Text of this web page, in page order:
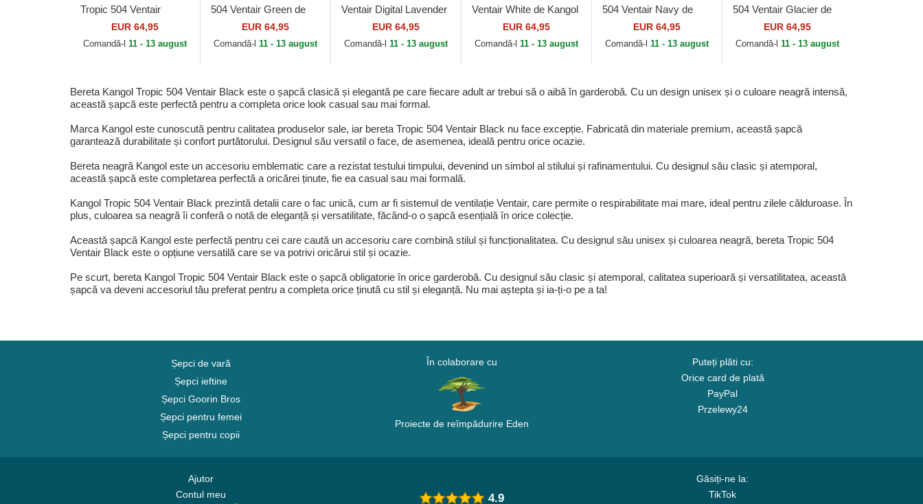
Tropic 504 Ventair
Black/Gold de Kangol
EUR 64,95
Comandă-l 11 - 13 august
504 Ventair Green de
EUR 64,95
Comandă-l 11 - 13 august
Ventair Digital Lavender
de KangolEUR 64,95
Comandă-l 11 - 13 august
Ventair White de Kangol
EUR 64,95
Comandă-l 11 - 13 august
504 Ventair Navy de
EUR 64,95
Comandă-l 11 - 13 august
504 Ventair Glacier de
EUR 64,95
Comandă-l11 - 13 august
Bereta Kangol Tropic 504 Ventair Black este o șapcă clasică și elegantă pe care fiecare adult ar trebui să o aibă în garderobă. Cu un design unisex și o culoare neagră intensă,
această șapcă este perfectă pentru a completa orice look casual sau mai formal.
Marca Kangol este cunoscută pentru calitatea produselor sale, iar bereta Tropic 504 Ventair Black nu face excepție. Fabricată din materiale premium, această șapcă
garantează durabilitate și confort purtătorului. Designul său versatil o face, de asemenea, ideală pentru orice ocazie.
Bereta neagră Kangol este un accesoriu emblematic care a rezistat testului timpului, devenind un simbol al stilului și rafinamentului. Cu designul său clasic și atemporal,
această șapcă este completarea perfectă a oricărei ținute, fie ea casual sau mai formală.
Kangol Tropic 504 Ventair Black prezintă detalii care o fac unică, cum ar fi sistemul de ventilație Ventair, care permite o respirabilitate mai mare, ideal pentru zilele călduroase. În
plus, culoarea sa neagră îi conferă o notă de eleganță și versatilitate, făcând-o o șapcă esențială în orice colecție.
Această șapcă Kangol este perfectă pentru cei care caută un accesoriu care combină stilul și funcționalitatea. Cu designul său unisex și culoarea neagră, bereta Tropic 504
Ventair Black este o opțiune versatilă care se va potrivi oricărui stil și ocazie.
Pe scurt, bereta Kangol Tropic 504 Ventair Black este o șapcă obligatorie în orice garderobă. Cu designul său clasic și atemporal, calitatea superioară și versatilitatea, această
șapcă va deveni accesoriul tău preferat pentru a completa orice ținută cu stil și eleganță. Nu mai aștepta și ia-ți-o pe a ta!
Șepci de vară
Șepci ieftine
Șepci Goorin Bros
Șepci pentru femei
Șepci pentru copii
În colaborare cu
Proiecte de reîmpădurire Eden
Puteți plăti cu:
Orice card de plată
PayPal
Przelewy24
Ajutor
Contul meu
Găsiți-ne la:
TikTok
4.9